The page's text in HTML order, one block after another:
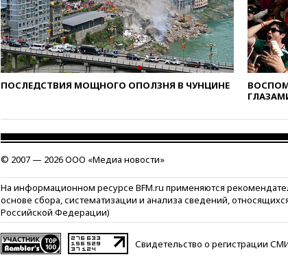
ПОСЛЕДСТВИЯ МОЩНОГО ОПОЛЗНЯ В ЧУНЦИНЕ
© 2007 — 2026 ООО «Медиа новости»
На информационном ресурсе BFM.ru применяются
основе сбора, систематизации и анализа сведений,
Российской Федерации)
Свидетельство о регистрации